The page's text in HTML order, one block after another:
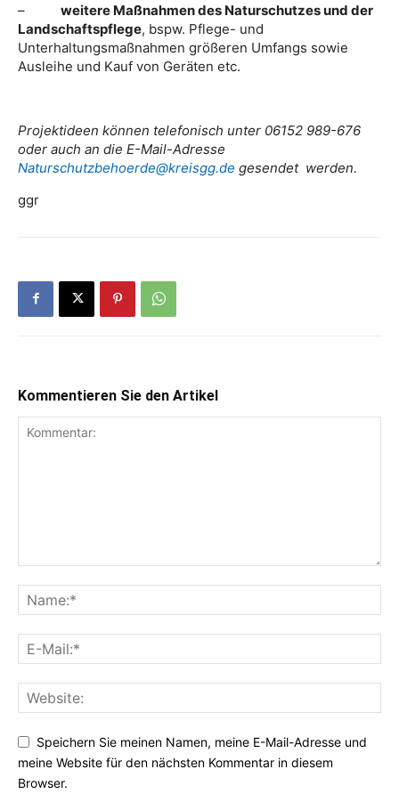
– weitere Maßnahmen des Naturschutzes und der
Landschaftspflege, bspw. Pflege- und
Unterhaltungsmaßnahmen größeren Umfangs sowie
Ausleihe und Kauf von Geräten etc.
Projektideen können telefonisch unter 06152 989-676
oder auch an die E-Mail-Adresse
Naturschutzbehoerde@kreisgg.de gesendet werden.
ggr
Kommentieren Sie den Artikel
Speichern Sie meinen Namen, meine E-Mail-Adresse und
meine Website für den nächsten Kommentar in diesem
Browser.